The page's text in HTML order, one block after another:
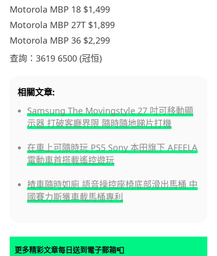
Motorola MBP 18 $1,499
Motorola MBP 27T $1,899
Motorola MBP 36 $2,299
查詢：3619 6500 (冠恒)
相關文章:
Samsung The Movingstyle 27 吋可移動顯
示器 打破客廳界限 隨時隨地睇片打機
在車上可隨時玩 PS5 Sony 本田旗下 AFEELA
電動車首搭載遙控遊玩
揸車隨時如廁 語音操控座椅底部滑出馬桶 中
國賽力斯獲車載馬桶專利
更多精彩文章每日送到電子郵箱📮